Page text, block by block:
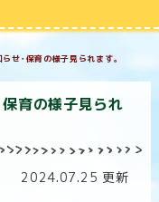
g
t
i
･保育の様子見られます。
育の様子見られ
2024.07.25 更新